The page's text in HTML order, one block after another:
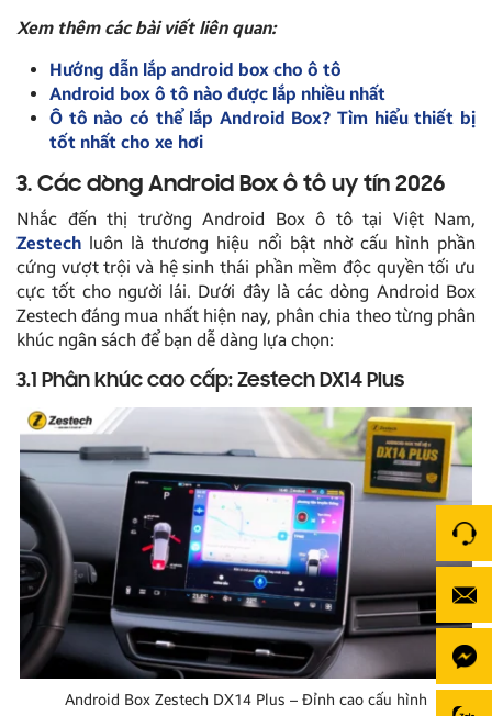
Xem thêm các bài viết liên quan:
Hướng dẫn lắp android box cho ô tô
Android box ô tô nào được lắp nhiều nhất
Ô tô nào có thể lắp Android Box? Tìm hiểu thiết bị
tốt nhất cho xe hơi
3. Các dòng Android Box ô tô uy tín 2026
Nhắc đến thị trường Android Box ô tô tại Việt Nam,
Zestech luôn là thương hiệu nổi bật nhờ cấu hình phần
cứng vượt trội và hệ sinh thái phần mềm độc quyền tối ưu
cực tốt cho người lái. Dưới đây là các dòng Android Box
Zestech đáng mua nhất hiện nay, phân chia theo từng phân
khúc ngân sách để bạn dễ dàng lựa chọn:
3.1 Phân khúc cao cấp: Zestech DX14 Plus
Android Box Zestech DX14 Plus – Đỉnh cao cấu hình